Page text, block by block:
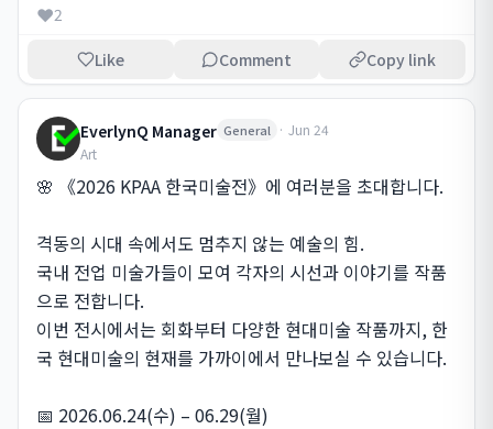
❤️2
Like Comment Copy link
EverlynQ Manager General · Jun 24
Art
🌸 《2026 KPAA 한국미술전》에 여러분을 초대합니다.
격동의 시대 속에서도 멈추지 않는 예술의 힘.
국내 전업 미술가들이 모여 각자의 시선과 이야기를 작품
으로 전합니다.
이번 전시에서는 회화부터 다양한 현대미술 작품까지, 한
국 현대미술의 현재를 가까이에서 만나보실 수 있습니다.
📅 2026.06.24(수) – 06.29(월)